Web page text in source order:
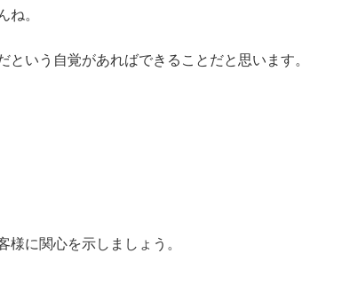
ね。
という自覚があればできることだと思います。
様に関心を示しましょう。